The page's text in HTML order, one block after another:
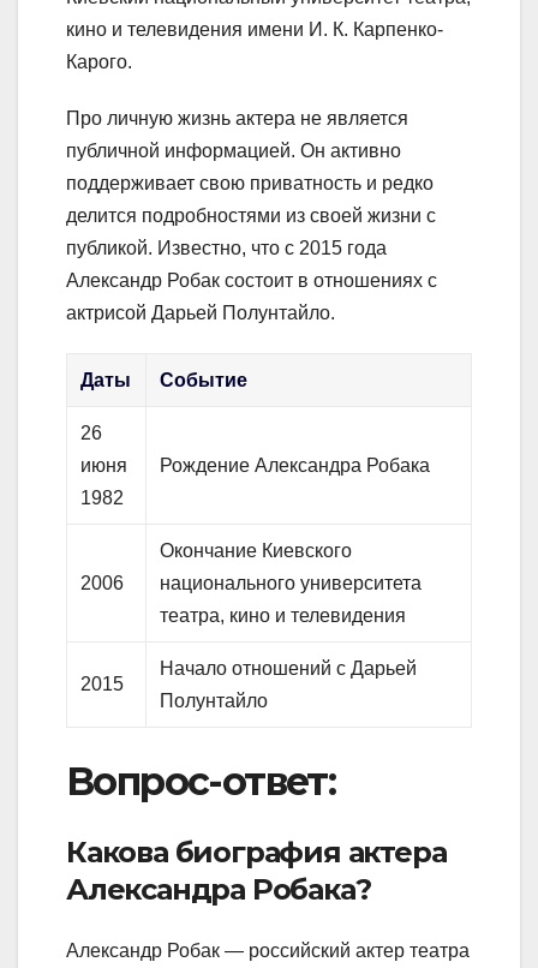
кино и телевидения имени И. К. Карпенко-
Карого.
Про личную жизнь актера не является
публичной информацией. Он активно
поддерживает свою приватность и редко
делится подробностями из своей жизни с
публикой. Известно, что с 2015 года
Александр Робак состоит в отношениях с
актрисой Дарьей Полунтайло.
Даты Событие
26
июня
1982
Рождение Александра Робака
2006
Окончание Киевского
национального университета
театра, кино и телевидения
2015
Начало отношений с Дарьей
Полунтайло
Вопрос-ответ:
Какова биография актера
Александра Робака?
Александр Робак — российский актер театра